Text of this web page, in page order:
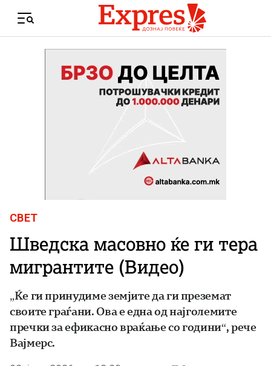
Menu
СВЕТ
Шведска масовно ќе ги тера
мигрантите (Видео)
„Ќе ги принудиме земјите да ги преземат
своите граѓани. Ова е една од најголемите
пречки за ефикасно враќање со години“, рече
Вајмерс.